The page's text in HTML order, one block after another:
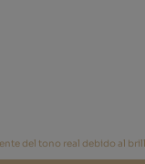
del tono real debido al